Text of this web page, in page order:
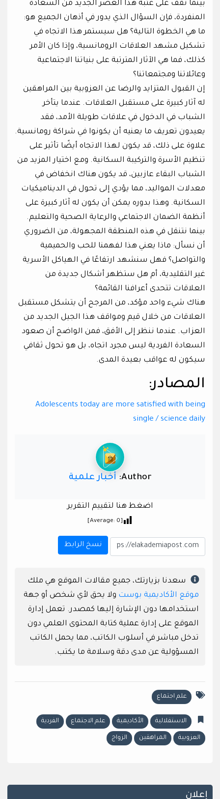
بينما نقف على عتبة هذا العصر الجديد من السعادة
المنفردة، فإن السؤال الذي يدور في أذهان الجميع هو:
ما هي الخطوة التالية؟ هل سيستمر هذا الاتجاه في
تشكيل مشهد العلاقات الرومانسية، وإذا كان الأمر
كذلك، فما هي الآثار المترتبة على بنياتنا الاجتماعية
وعائلاتنا ومجتمعاتنا؟
إن القبول المتزايد والرضا عن العزوبية بين المراهقين
له آثار كبيرة على مستقبل العلاقات. عندما يتأخر
الشباب في الدخول في علاقات طويلة الأمد، فقد
يعيدون تعريف ما يعنيه أن يكونوا في شراكة رومانسية.
علاوة على ذلك، قد يكون لهذا الاتجاه أيضًا تأثير على
تنظيم الأسرة والتركيبة السكانية. ومع اختيار المزيد من
الشباب البقاء عازبين، قد يكون هناك انخفاض في
معدلات المواليد، مما يؤدي إلى تحول في الديناميكيات
السكانية. وهذا بدوره يمكن أن يكون له آثار كبيرة على
أنظمة الضمان الاجتماعي والرعاية الصحية والتعليم.
بينما نتنقل في هذه المنطقة المجهولة، من الضروري
أن نسأل: ماذا يعني هذا لفهمنا للحب والحميمية
والتواصل؟ فهل سنشهد ارتفاعًا في الهياكل الأسرية
غير التقليدية، أم هل ستظهر أشكال جديدة من
العلاقات تتحدى أعرافنا القائمة؟
هناك شيء واحد مؤكد، من المرجح أن يتشكل مستقبل
العلاقات من خلال قيم ومواقف هذا الجيل الجديد من
العزاب. عندما ننظر إلى الأفق، فمن الواضح أن صعود
السعادة الفردية ليس مجرد اتجاه، بل هو تحول ثقافي
سيكون له عواقب بعيدة المدى.
المصادر:
Adolescents today are more satisfied with being
single / science daily
Author: أخبار علمية
اضغط هنا لتقييم التقرير
[Average:
0
]
نسخ الرابط
سعدنا بزيارتك، جميع مقالات الموقع هي ملك
موقع الأكاديمية بوست ولا يحق لأي شخص أو جهة
استخدامها دون الإشارة إليها كمصدر. تعمل إدارة
الموقع على إدارة عملية كتابة المحتوى العلمي دون
تدخل مباشر في أسلوب الكاتب، مما يحمل الكاتب
المسؤولية عن مدى دقة وسلامة ما يكتب.
علم اجتماع
الاستقلالية الأكاديمية علم الاجتماع الفردية
العزوبية المراهقين الزواج
إعلان